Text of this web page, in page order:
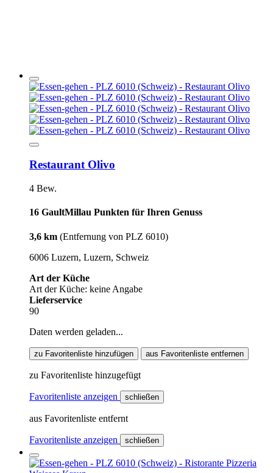
Restaurant Olivo
4 Bew.
16 GaultMillau Punkten für Ihren Genuss
3,6 km (Entfernung von PLZ 6010)
6006 Luzern, Luzern, Schweiz
Art der Küche
Art der Küche: keine Angabe
Lieferservice
90
Daten werden geladen...
zu Favoritenliste hinzufügen aus Favoritenliste entfernen
zu Favoritenliste hinzugefügt
Favoritenliste anzeigen schließen
aus Favoritenliste entfernt
Favoritenliste anzeigen schließen